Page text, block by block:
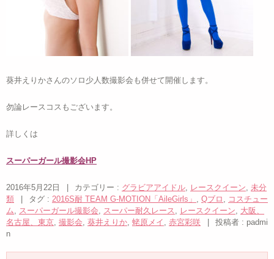
葵井えりかさんのソロ少人数撮影会も併せて開催します。
勿論レースコスもございます。
詳しくは
スーパーガール撮影会HP
2016年5月22日 カテゴリー : グラビアアイドル, レースクイーン, 未分
類
タグ : 2016S耐 TEAM G-MOTION「AileGirls」 , Qブロ , コスチュー
ム, スーパーガール撮影会, スーパー耐久レース , レースクイーン, 大阪、
名古屋、東京, 撮影会, 葵井えりか, 蛯原メイ , 赤宮彩咲
投稿者 : padmi
n